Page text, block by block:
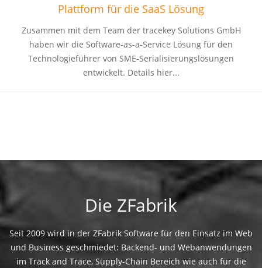
Plattform für die SaaS Lösung
Zusammen mit dem Team der tracekey Solutions GmbH
haben wir die Software-as-a-Service Lösung für den
Technologieführer von SME-Serialisierungslösungen
entwickelt. Details hier...
Die ZFabrik
Seit 2009 wird in der ZFabrik Software für den Einsatz im Web
und Business geschmiedet: Backend- und Webanwendungen
im Track and Trace, Supply-Chain Bereich wie auch für die